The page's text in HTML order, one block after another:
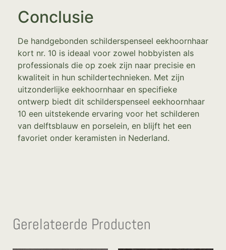
Conclusie
De handgebonden schilderspenseel eekhoornhaar
kort nr. 10 is ideaal voor zowel hobbyisten als
professionals die op zoek zijn naar precisie en
kwaliteit in hun schildertechnieken. Met zijn
uitzonderlijke eekhoornhaar en specifieke
ontwerp biedt dit schilderspenseel eekhoornhaar
10 een uitstekende ervaring voor het schilderen
van delftsblauw en porselein, en blijft het een
favoriet onder keramisten in Nederland.
Gerelateerde Producten